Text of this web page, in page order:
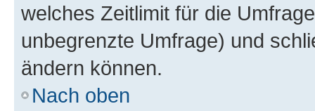
welches Zeitlimit für die
unbegrenzte Umfrage) und
ändern können.
Nach oben